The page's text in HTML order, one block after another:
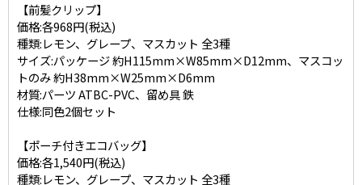
【前髪クリップ】
価格:各968円(税込)
種類:レモン、グレープ、マスカット 全3種
サイズ:パッケージ 約H115mm×W85mm×D12mm、マスコッ
トのみ 約H38mm×W25mm×D6mm
材質:パーツ ATBC-PVC、留め具 鉄
仕様:同色2個セット
【ポーチ付きエコバッグ】
価格:各1,540円(税込)
種類:レモン、グレープ、マスカット 全3種